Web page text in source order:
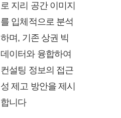
로 지리 공간 이미지
를 입체적으로 분석
하며, 기존 상권 빅
데이터와 융합하여
컨설팅 정보의 접근
성 제고 방안을 제시
합니다